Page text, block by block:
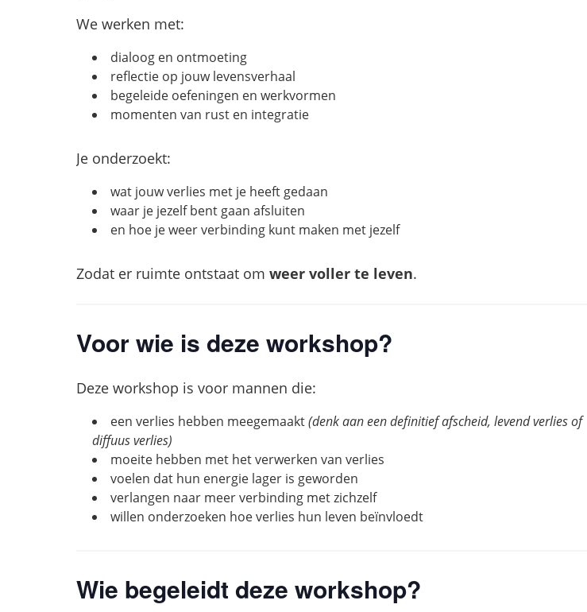
We werken met:
dialoog en ontmoeting
reflectie op jouw levensverhaal
begeleide oefeningen en werkvormen
momenten van rust en integratie
Je onderzoekt:
wat jouw verlies met je heeft gedaan
waar je jezelf bent gaan afsluiten
en hoe je weer verbinding kunt maken met jezelf
Zodat er ruimte ontstaat om weer voller te leven.
Voor wie is deze workshop?
Deze workshop is voor mannen die:
een verlies hebben meegemaakt(denk aan een definitief afscheid, levend verlies of
diffuus verlies)
moeite hebben met het verwerken van verlies
voelen dat hun energie lager is geworden
verlangen naar meer verbinding met zichzelf
willen onderzoeken hoe verlies hun leven beïnvloedt
Wie begeleidt deze workshop?